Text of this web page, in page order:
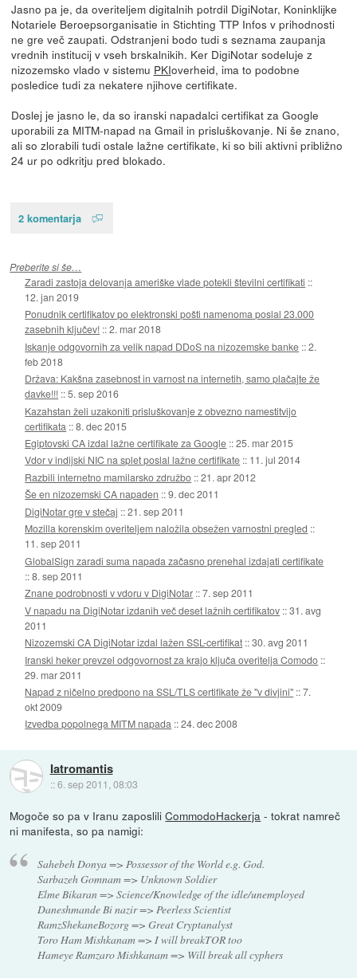
Jasno pa je, da overiteljem digitalnih potrdil DigiNotar, Koninklijke
Notariele Beroepsorganisatie in Stichting TTP Infos v prihodnosti
ne gre več zaupati. Odstranjeni bodo tudi s seznama zaupanja
vrednih institucij v vseh brskalnikih. Ker DigiNotar sodeluje z
nizozemsko vlado v sistemu PKIoverheid, ima to podobne
posledice tudi za nekatere njihove certifikate.
Doslej je jasno le, da so iranski napadalci certifikat za Google
uporabili za MITM-napad na Gmail in prisluškovanje. Ni še znano,
ali so zlorabili tudi ostale lažne certifikate, ki so bili aktivni približno
24 ur po odkritju pred blokado.
2 komentarja
Preberite si še…
Zaradi zastoja delovanja ameriške vlade potekli številni certifikati ::
12. jan 2019
Ponudnik certifikatov po elektronski pošti namenoma poslal 23.000
zasebnih ključev! ::2. mar 2018
Iskanje odgovornih za velik napad DDoS na nizozemske banke ::2.
feb 2018
Država: Kakšna zasebnost in varnost na internetih, samo plačajte že
davke!!! ::5. sep 2016
Kazahstan želi uzakoniti prisluškovanje z obvezno namestitvijo
certifikata ::8. dec 2015
Egiptovski CA izdal lažne certifikate za Google ::25. mar 2015
Vdor v indijski NIC na splet poslal lažne certifikate :: 11. jul 2014
Razbili internetno mamilarsko združbo ::21. apr 2012
Še en nizozemski CA napaden ::9. dec 2011
DigiNotar gre v stečaj ::21. sep 2011
Mozilla korenskim overiteljem naložila obsežen varnostni pregled ::
11. sep 2011
GlobalSign zaradi suma napada začasno prenehal izdajati certifikate
::8. sep 2011
Znane podrobnosti v vdoru v DigiNotar ::7. sep 2011
V napadu na DigiNotar izdanih več deset lažnih certifikatov ::31. avg
2011
Nizozemski CA DigiNotar izdal lažen SSL-certifikat ::30. avg 2011
Iranski heker prevzel odgovornost za krajo ključa overitelja Comodo ::
29. mar 2011
Napad z ničelno predpono na SSL/TLS certifikate že "v divjini" ::7.
okt 2009
Izvedba popolnega MITM napada ::24. dec 2008
Iatromantis
::6. sep 2011, 08:03
Mogoče so pa v Iranu zaposliliCommodoHackerja - tokrat namreč
ni manifesta, so pa namigi:
Sahebeh Donya => Possessor of the World e.g. God.
Sarbazeh Gomnam => Unknown Soldier
Elme Bikaran => Science/Knowledge of the idle/unemployed
Daneshmande Bi nazir => Peerless Scientist
RamzShekaneBozorg => Great Cryptanalyst
Toro Ham Mishkanam => I will breakTOR too
Hameye Ramzaro Mishkanam => Will break all cyphers